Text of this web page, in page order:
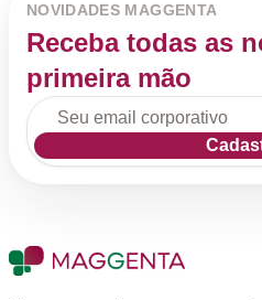
NOVIDADES MAGGENTA
Receba todas as
primeira mão